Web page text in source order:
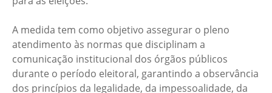
A medida tem como objetivo assegurar o pleno
atendimento às normas que disciplinam a
comunicação institucional dos órgãos públicos
durante o período eleitoral, garantindo a observância
dos princípios da legalidade, da impessoalidade, da